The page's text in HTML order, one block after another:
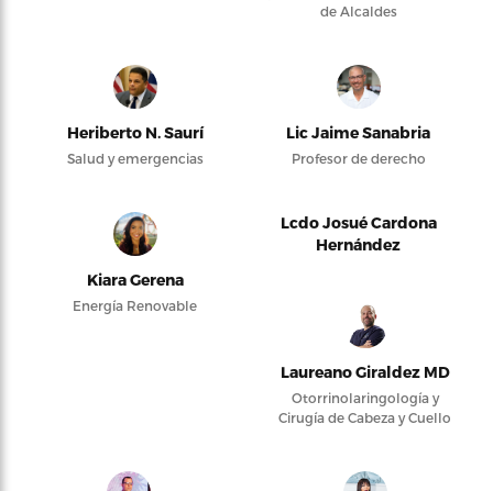
de Alcaldes
Heriberto N. Saurí
Salud y emergencias
Lic Jaime Sanabria
Profesor de derecho
Kiara Gerena
Energía Renovable
Lcdo Josué Cardona
Hernández
Laureano Giraldez MD
Otorrinolaringología y
Cirugía de Cabeza y Cuello